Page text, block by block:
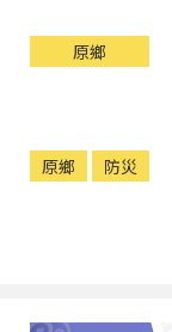
原鄉
原鄉 防災